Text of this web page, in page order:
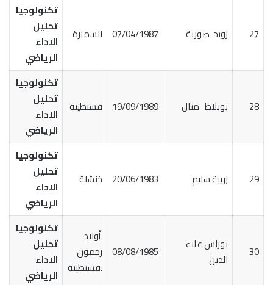
27 زويد صورية 07/04/1987 السمارة
تكنولوجيا
تحليل
الاداء
الرياضي
28 بوبلاط منال 19/09/1989 قسنطينة
تكنولوجيا
تحليل
الاداء
الرياضي
29 زريبة سليم 20/06/1983 خنشلة
تكنولوجيا
تحليل
الاداء
الرياضي
30
بوراس علاء
الدين
08/08/1985
أولاد
رحمون
.قسنطينة
تكنولوجيا
تحليل
الاداء
الرياضي